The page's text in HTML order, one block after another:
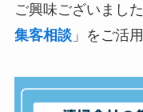
ご興味ございまし
集客相談」をご活